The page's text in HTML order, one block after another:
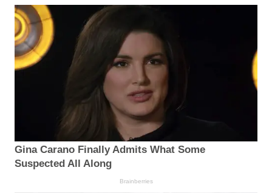
Gina Carano Finally Admits What Some
Suspected All Along
Brainberries